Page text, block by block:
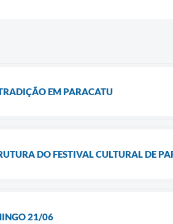
EM PARACATU
DO FESTIVAL CULTURAL DE
21/06